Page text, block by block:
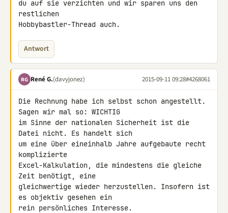
du auf sie verzichten und wir sparen uns den
restlichen
Hobbybastler-Thread auch.
Antwort
RG René G.(davyjonez) 2015-09-11 09:28#4268061
Die Rechnung habe ich selbst schon angestellt.
Sagen wir mal so: WICHTIG
im Sinne der nationalen Sicherheit ist die
Datei nicht. Es handelt sich
um eine über eineinhalb Jahre aufgebaute recht
komplizierte
Excel-Kalkulation, die mindestens die gleiche
Zeit benötigt, eine
gleichwertige wieder herzustellen. Insofern ist
es objektiv gesehen ein
rein persönliches Interesse.